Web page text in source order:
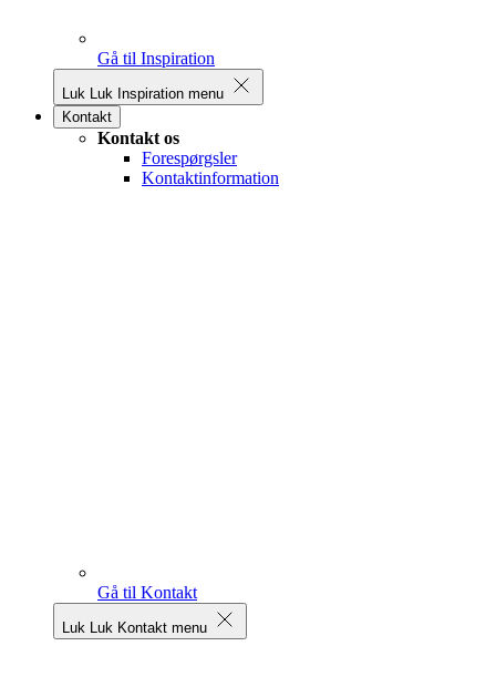
Gå til Inspiration
Luk Luk Inspiration menu
Kontakt
Kontakt os
Forespørgsler
Kontaktinformation
Gå til Kontakt
Luk Luk Kontakt menu